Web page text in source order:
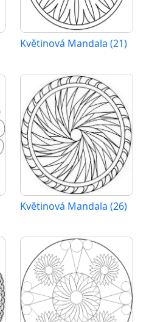
Květinová Mandala (21)
Květinová Mandala (26)